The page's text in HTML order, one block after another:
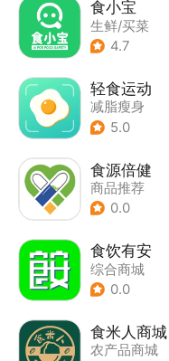
食小宝
生鲜/买菜
4.7
轻食运动
减脂瘦身
5.0
食源倍健
商品推荐
0.0
食饮有安
综合商城
0.0
食米人商城
农产品商城